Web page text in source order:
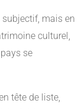
subjectif, mais en
culturel,
se
tête de liste,